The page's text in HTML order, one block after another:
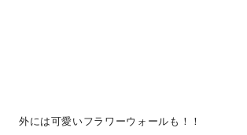
外には可愛いフラワーウォールも！！